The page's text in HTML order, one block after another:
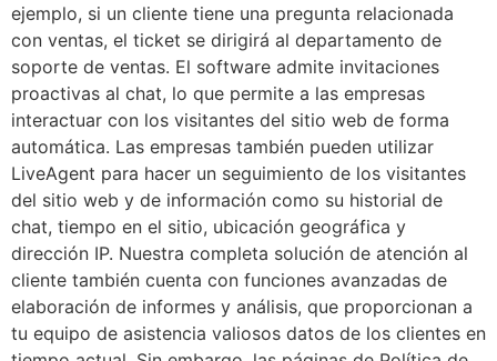
ejemplo, si un cliente tiene una pregunta relacionada
con ventas, el ticket se dirigirá al departamento de
soporte de ventas. El software admite invitaciones
proactivas al chat, lo que permite a las empresas
interactuar con los visitantes del sitio web de forma
automática. Las empresas también pueden utilizar
LiveAgent para hacer un seguimiento de los visitantes
del sitio web y de información como su historial de
chat, tiempo en el sitio, ubicación geográfica y
dirección IP. Nuestra completa solución de atención al
cliente también cuenta con funciones avanzadas de
elaboración de informes y análisis, que proporcionan a
tu equipo de asistencia valiosos datos de los clientes en